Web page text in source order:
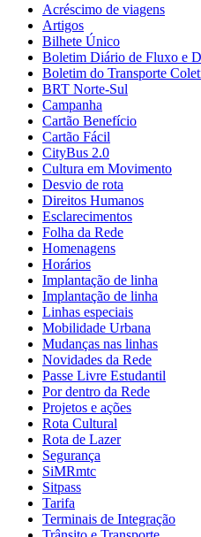
Acréscimo de viagens
Artigos
Bilhete Único
Boletim Diário de Fluxo e
Boletim do Transporte
BRT Norte-Sul
Campanha
Cartão Benefício
Cartão Fácil
CityBus 2.0
Cultura em Movimento
Desvio de rota
Direitos Humanos
Esclarecimentos
Folha da Rede
Homenagens
Horários
Implantação de linha
Implantação de linha
Linhas especiais
Mobilidade Urbana
Mudanças nas linhas
Novidades da Rede
Passe Livre Estudantil
Por dentro da Rede
Projetos e ações
Rota Cultural
Rota de Lazer
Segurança
SiMRmtc
Sitpass
Tarifa
Terminais de Integração